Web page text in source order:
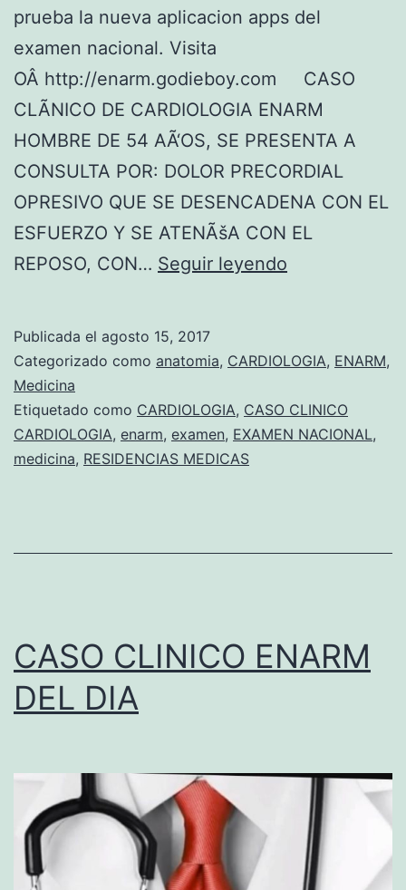
prueba la nueva aplicacion apps del
examen nacional. Visita
OÂ http://enarm.godieboy.com CASO
CLÃNICO DE CARDIOLOGIA ENARM
HOMBRE DE 54 AÃ‘OS, SE PRESENTA A
CONSULTA POR: DOLOR PRECORDIAL
OPRESIVO QUE SE DESENCADENA CON EL
ESFUERZO Y SE ATENÃšA CON EL
REPOSO, CON… Seguir leyendo
O
L
I
M
Publicada el agosto 15, 2017
Categorizado como anatomia, CARDIOLOGIA, ENARM,
Medicina
Etiquetado como CARDIOLOGIA, CASO CLINICO
CARDIOLOGIA, enarm, examen, EXAMEN NACIONAL,
medicina, RESIDENCIAS MEDICAS
CASO CLINICO ENARM
DEL DIA